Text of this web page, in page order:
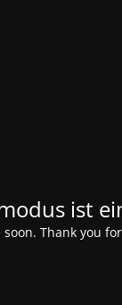
ist
Thank you